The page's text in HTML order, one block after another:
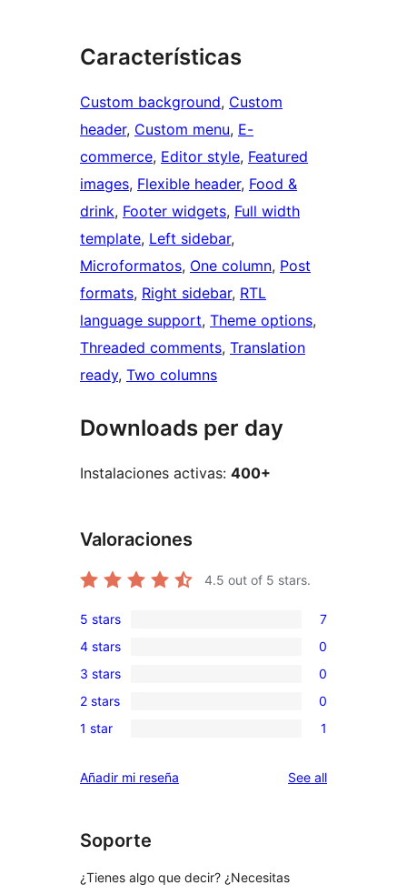
Características
Custom background, Custom
header, Custom menu, E-
commerce, Editor style, Featured
images, Flexible header, Food &
drink, Footer widgets, Full width
template, Left sidebar
Microformatos, One column, Post
formats, Right sidebar, RTL
language support, Theme options
Threaded comments, Translation
ready, Two columns
Downloads per day
Instalaciones activas: 400+
Valoraciones
4.5 out of 5 stars.
7
5-
star
reviews
5 stars 7
0
4-
star
reviews
4 stars 0
0
3-
star
3 stars 0
0
2-
reviews
2 stars 0
1
star
1 star 1
Añadir mi reseña See allreviews
Soporte
¿Tienes algo que decir? ¿Necesitas